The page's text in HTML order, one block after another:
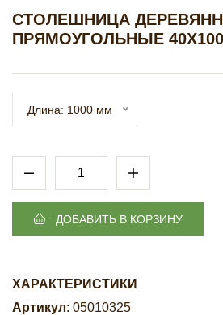
СТОЛЕШНИЦА
ПРЯМОУГОЛЬНЫЕ
Длина: 1000 мм
ДОБАВИТЬ В КОРЗИНУ
ХАРАКТЕРИСТИКИ
Артикул: 05010325